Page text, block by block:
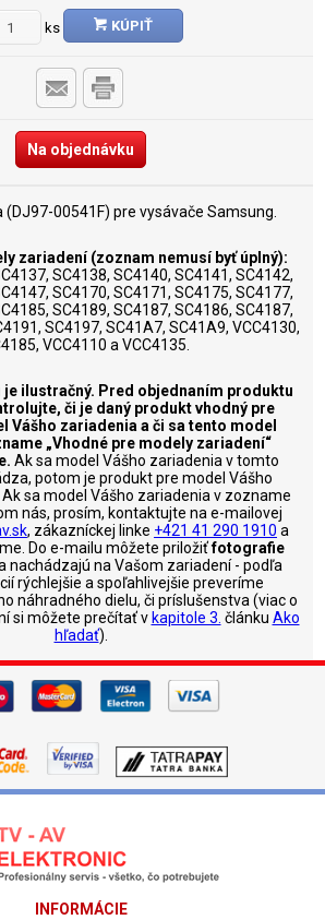
ks KÚPIŤ
Na objednávku
(DJ97-00541F) pre vysávače Samsung.
zariadení (zoznam nemusí byť úplný):
SC4138, SC4140, SC4141, SC4142,
SC4170, SC4171, SC4175, SC4177,
SC4189, SC4187, SC4186, SC4187,
SC4197, SC41A7, SC41A9, VCC4130,
VCC4110 a VCC4135.
ilustračný. Pred objednaním produktu
či je daný produkt vhodný pre
Vášho zariadenia a či sa tento model
„Vhodné pre modely zariadení“
Ak sa model Vášho zariadenia v tomto
potom je produkt pre model Vášho
sa model Vášho zariadenia v zozname
nás, prosím, kontaktujte na e-mailovej
, zákazníckej linke +421 41 290 1910 a
Do e-mailu môžete priložiťfotografie
nachádzajú na Vašom zariadení - podľa
rýchlejšie a spoľahlivejšie preveríme
náhradného dielu, či príslušenstva (viac o
si môžete prečítať v kapitole 3. článku Ako
hľadať).
INFORMÁCIE